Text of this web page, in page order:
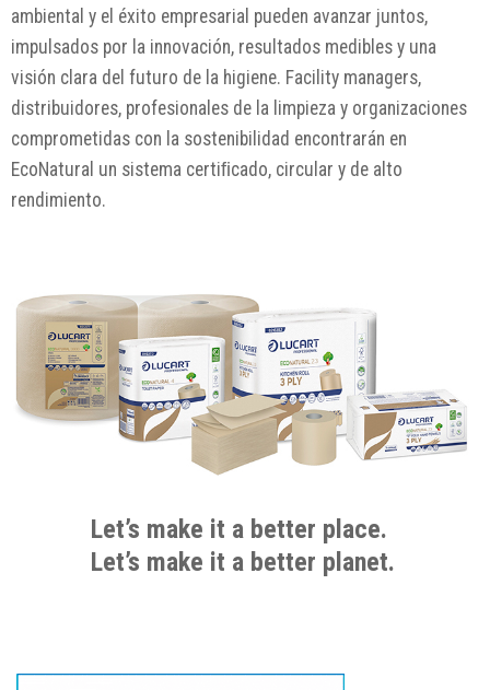
ambiental y el éxito empresarial pueden avanzar juntos,
impulsados por la innovación, resultados medibles y una
visión clara del futuro de la higiene. Facility managers,
distribuidores, profesionales de la limpieza y organizaciones
comprometidas con la sostenibilidad encontrarán en
EcoNatural un sistema certiﬁcado, circular y de alto
rendimiento.
Let’s make it a better place.
Let’s make it a better planet.